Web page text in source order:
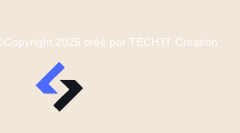
2025 créé par TECH'IT Creation